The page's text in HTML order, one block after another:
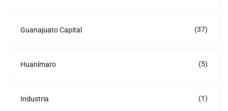
Guanajuato Capital (37)
Huanímaro (5)
Industria (1)